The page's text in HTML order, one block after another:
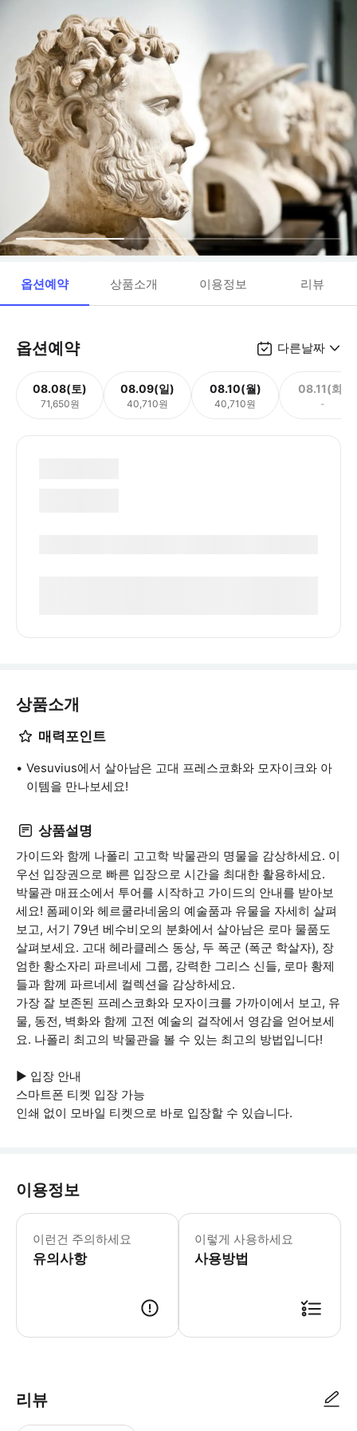
옵션예약 상품소개 이용정보 리뷰
옵션예약 다른날짜
08.08(토)
71,650원
08.09(일)
40,710원
08.10(월)
40,710원
08.11(화)
-
상품소개
매력포인트
Vesuvius에서 살아남은 고대 프레스코화와 모자이크와 아
이템을 만나보세요!
상품설명
가이드와 함께 나폴리 고고학 박물관의 명물을 감상하세요. 이
우선 입장권으로 빠른 입장으로 시간을 최대한 활용하세요.
박물관 매표소에서 투어를 시작하고 가이드의 안내를 받아보
세요! 폼페이와 헤르쿨라네움의 예술품과 유물을 자세히 살펴
보고, 서기 79년 베수비오의 분화에서 살아남은 로마 물품도
살펴보세요. 고대 헤라클레스 동상, 두 폭군 (폭군 학살자), 장
엄한 황소자리 파르네세 그룹, 강력한 그리스 신들, 로마 황제
들과 함께 파르네세 컬렉션을 감상하세요.
가장 잘 보존된 프레스코화와 모자이크를 가까이에서 보고, 유
물, 동전, 벽화와 함께 고전 예술의 걸작에서 영감을 얻어보세
요. 나폴리 최고의 박물관을 볼 수 있는 최고의 방법입니다!
▶ 입장 안내
스마트폰 티켓 입장 가능
인쇄 없이 모바일 티켓으로 바로 입장할 수 있습니다.
이용정보
이런건 주의하세요
유의사항
▶ 꼭 알아두세요 나폴리 국립 고고
이렇게 사용하세요
사용방법
리뷰